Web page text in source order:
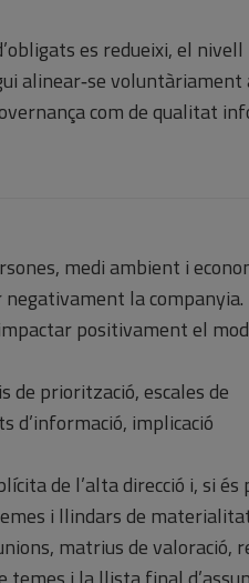
es redueixi, el nivell
alinear‑se voluntàriament
com de qualitat
medi ambient i
negativament la companyia.
positivament el
de priorització, escales de
implicació
de l’alta direcció i, si és
i llindars de
matrius de valoració,